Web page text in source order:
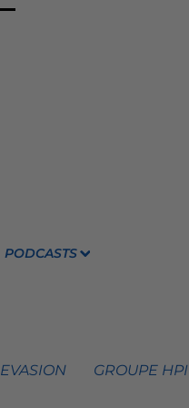
PODCASTS
GROUPE HPI